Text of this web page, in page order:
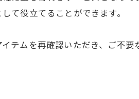
て役立てることができます。
テムを再確認いただき、ご不